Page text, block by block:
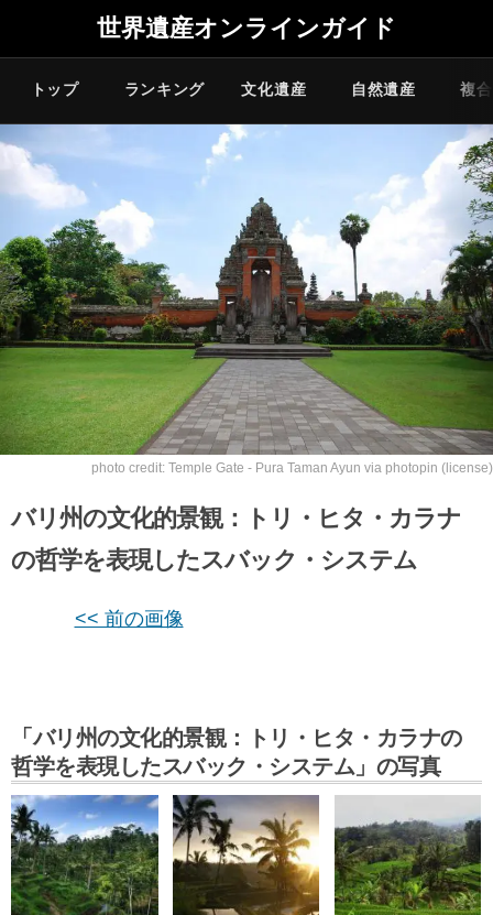
世界遺産オンラインガイド
トップ ランキング 文化遺産 自然遺産 複
photo credit: Temple Gate - Pura Taman Ayun via photopin (license)
バリ州の文化的景観：トリ・ヒタ・カラナ
の哲学を表現したスバック・システム
<< 前の画像
「バリ州の文化的景観：トリ・ヒタ・カラナの
哲学を表現したスバック・システム」の写真